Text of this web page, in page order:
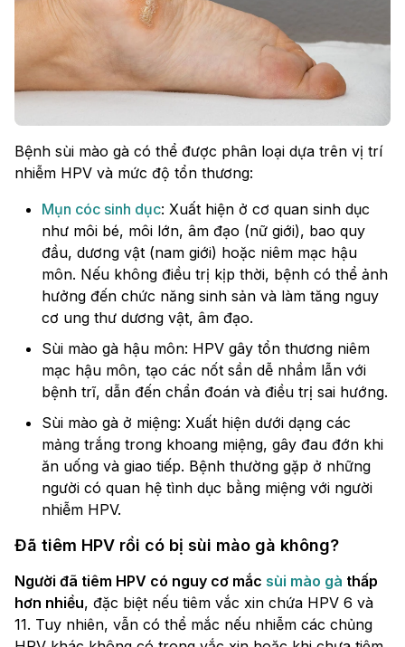
Bệnh sùi mào gà có thể được phân loại dựa trên vị trí
nhiễm HPV và mức độ tổn thương:
Mụn cóc sinh dục: Xuất hiện ở cơ quan sinh dục
như môi bé, môi lớn, âm đạo (nữ giới), bao quy
đầu, dương vật (nam giới) hoặc niêm mạc hậu
môn. Nếu không điều trị kịp thời, bệnh có thể ảnh
hưởng đến chức năng sinh sản và làm tăng nguy
cơ ung thư dương vật, âm đạo.
Sùi mào gà hậu môn: HPV gây tổn thương niêm
mạc hậu môn, tạo các nốt sần dễ nhầm lẫn với
bệnh trĩ, dẫn đến chẩn đoán và điều trị sai hướng.
Sùi mào gà ở miệng: Xuất hiện dưới dạng các
mảng trắng trong khoang miệng, gây đau đớn khi
ăn uống và giao tiếp. Bệnh thường gặp ở những
người có quan hệ tình dục bằng miệng với người
nhiễm HPV.
Đã tiêm HPV rồi có bị sùi mào gà không?
Người đã tiêm HPV có nguy cơ mắc sùi mào gà thấp
hơn nhiều, đặc biệt nếu tiêm vắc xin chứa HPV 6 và
11. Tuy nhiên, vẫn có thể mắc nếu nhiễm các chủng